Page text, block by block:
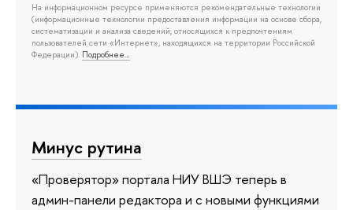
На информационном ресурсе применяются рекомендательные технологии
(информационные технологии предоставления информации на основе сбора,
систематизации и анализа сведений, относящихся к предпочтениям
пользователей сети «Интернет», находящихся на территории Российской
Федерации). Подробнее…
Минус рутина
«Проверятор» портала НИУ ВШЭ теперь в
админ-панели редактора и с новыми функциями